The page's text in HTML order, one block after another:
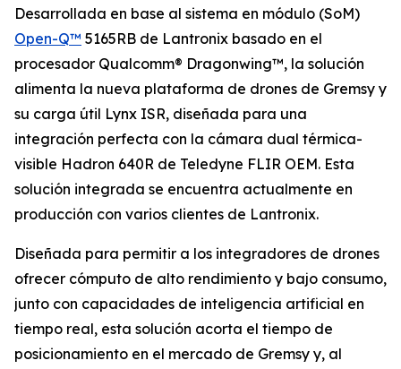
Desarrollada en base al sistema en módulo (SoM)
Open-Q™ 5165RB de Lantronix basado en el
procesador Qualcomm® Dragonwing™, la solución
alimenta la nueva plataforma de drones de Gremsy y
su carga útil Lynx ISR, diseñada para una
integración perfecta con la cámara dual térmica-
visible Hadron 640R de Teledyne FLIR OEM. Esta
solución integrada se encuentra actualmente en
producción con varios clientes de Lantronix.
Diseñada para permitir a los integradores de drones
ofrecer cómputo de alto rendimiento y bajo consumo,
junto con capacidades de inteligencia artificial en
tiempo real, esta solución acorta el tiempo de
posicionamiento en el mercado de Gremsy y, al